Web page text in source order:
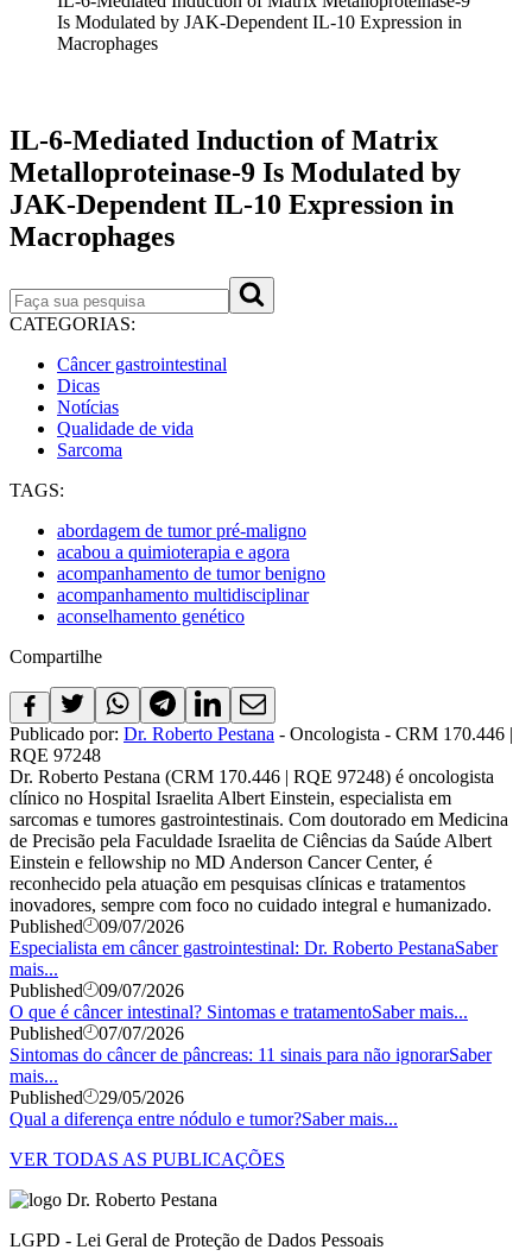
Is Modulated by JAK-Dependent IL-10 Expression in
Macrophages
IL-6-Mediated Induction of Matrix
Metalloproteinase-9 Is Modulated by
JAK-Dependent IL-10 Expression in
Macrophages
CATEGORIAS:
Câncer gastrointestinal
Dicas
Notícias
Qualidade de vida
Sarcoma
TAGS:
abordagem de tumor pré-maligno
acabou a quimioterapia e agora
acompanhamento de tumor benigno
acompanhamento multidisciplinar
aconselhamento genético
Compartilhe
Publicado por: Dr. Roberto Pestana - Oncologista - CRM 170.446 |
RQE 97248
Dr. Roberto Pestana (CRM 170.446 | RQE 97248) é oncologista
clínico no Hospital Israelita Albert Einstein, especialista em
sarcomas e tumores gastrointestinais. Com doutorado em Medicina
de Precisão pela Faculdade Israelita de Ciências da Saúde Albert
Einstein e fellowship no MD Anderson Cancer Center, é
reconhecido pela atuação em pesquisas clínicas e tratamentos
inovadores, sempre com foco no cuidado integral e humanizado.
Published
09/07/2026
Especialista em câncer gastrointestinal: Dr. Roberto PestanaSaber
mais...
Published
09/07/2026
O que é câncer intestinal? Sintomas e tratamentoSaber mais...
Published
07/07/2026
Sintomas do câncer de pâncreas: 11 sinais para não ignorarSaber
mais...
Published
29/05/2026
Qual a diferença entre nódulo e tumor?Saber mais...
VER TODAS AS PUBLICAÇÕES
LGPD - Lei Geral de Proteção de Dados Pessoais